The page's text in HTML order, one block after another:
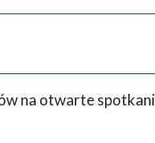
na otwarte